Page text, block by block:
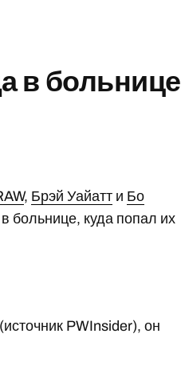
в больнице
, Брэй Уайатт и Бо
больнице, куда попал их
PWInsider), он